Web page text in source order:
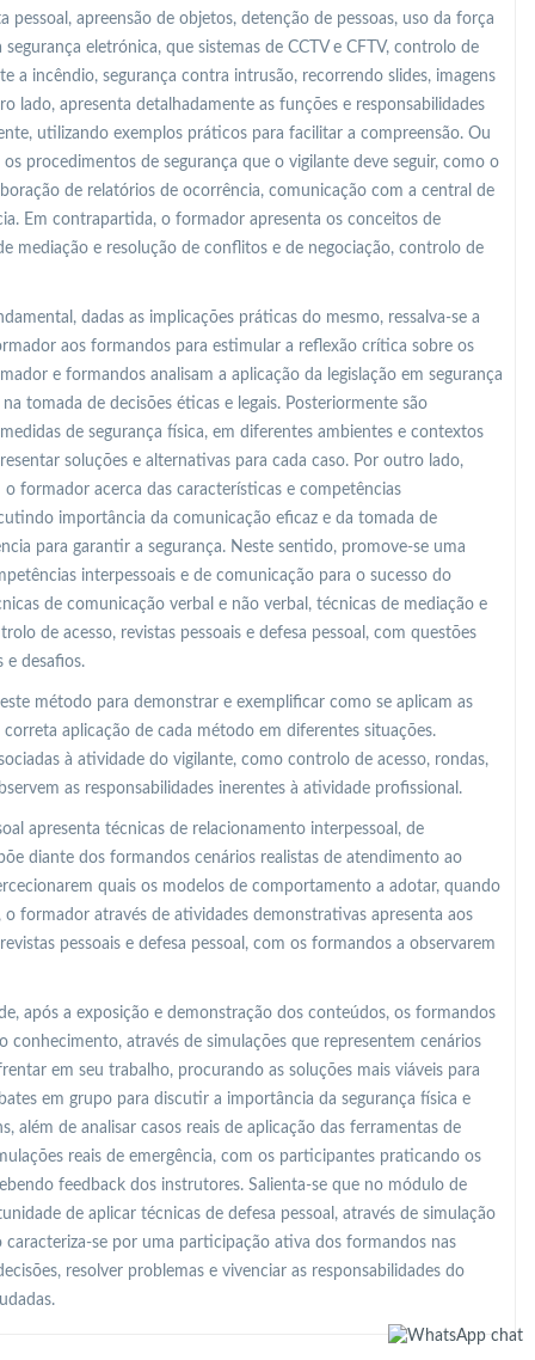
pessoal, apreensão de objetos, detenção de pessoas, uso da força
eletrónica, que sistemas de CCTV e CFTV, controlo de
a incêndio, segurança contra intrusão, recorrendo slides, imagens
lado, apresenta detalhadamente as funções e responsabilidades
utilizando exemplos práticos para facilitar a compreensão. Ou
procedimentos de segurança que o vigilante deve seguir, como o
de relatórios de ocorrência, comunicação com a central de
Em contrapartida, o formador apresenta os conceitos de
mediação e resolução de conflitos e de negociação, controlo de
dadas as implicações práticas do mesmo, ressalva-se a
aos formandos para estimular a reflexão crítica sobre os
e formandos analisam a aplicação da legislação em segurança
tomada de decisões éticas e legais. Posteriormente são
de segurança física, em diferentes ambientes e contextos
soluções e alternativas para cada caso. Por outro lado,
formador acerca das características e competências
importância da comunicação eficaz e da tomada de
para garantir a segurança. Neste sentido, promove-se uma
interpessoais e de comunicação para o sucesso do
de comunicação verbal e não verbal, técnicas de mediação e
de acesso, revistas pessoais e defesa pessoal, com questões
e desafios.
método para demonstrar e exemplificar como se aplicam as
aplicação de cada método em diferentes situações.
à atividade do vigilante, como controlo de acesso, rondas,
as responsabilidades inerentes à atividade profissional.
apresenta técnicas de relacionamento interpessoal, de
diante dos formandos cenários realistas de atendimento ao
quais os modelos de comportamento a adotar, quando
formador através de atividades demonstrativas apresenta aos
pessoais e defesa pessoal, com os formandos a observarem
após a exposição e demonstração dos conteúdos, os formandos
através de simulações que representem cenários
em seu trabalho, procurando as soluções mais viáveis para
em grupo para discutir a importância da segurança física e
além de analisar casos reais de aplicação das ferramentas de
reais de emergência, com os participantes praticando os
feedback dos instrutores. Salienta-se que no módulo de
de aplicar técnicas de defesa pessoal, através de simulação
caracteriza-se por uma participação ativa dos formandos nas
resolver problemas e vivenciar as responsabilidades do